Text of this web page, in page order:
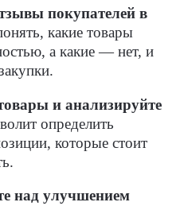
покупателей в
какие товары
а какие — нет, и
и анализируйте
определить
которые стоит
над улучшением